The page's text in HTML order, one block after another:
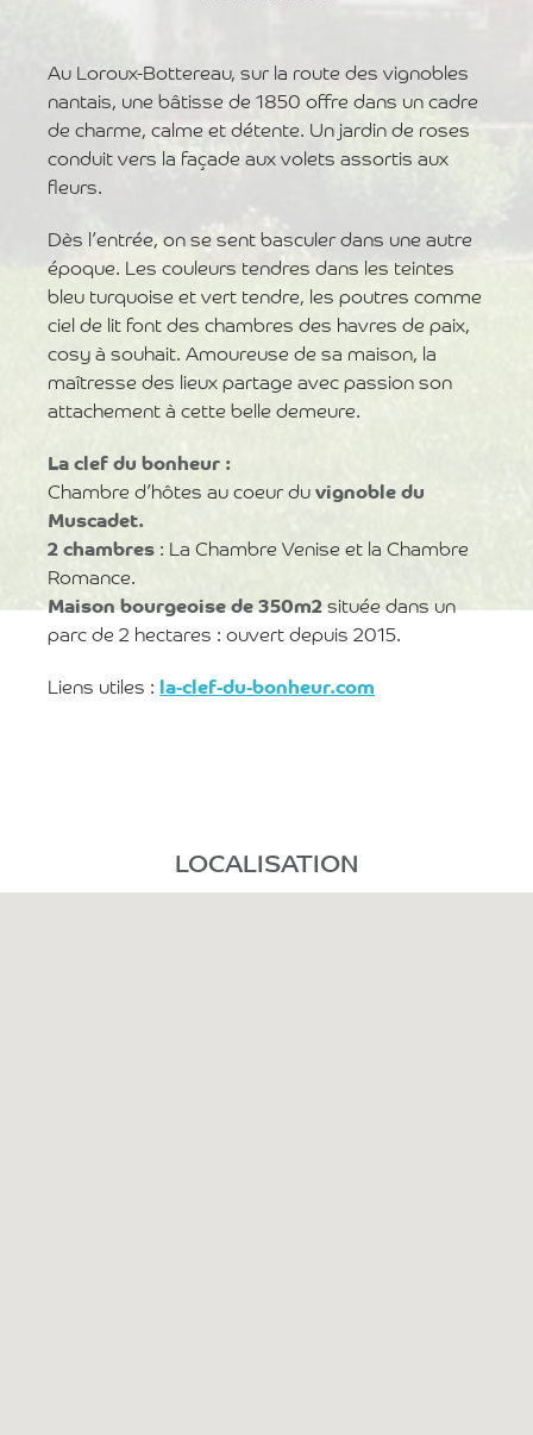
Au Loroux-Bottereau, sur la route des vignobles
nantais, une bâtisse de 1850 offre dans un cadre
de charme, calme et détente. Un jardin de roses
conduit vers la façade aux volets assortis aux
fleurs.
Dès l’entrée, on se sent basculer dans une autre
époque. Les couleurs tendres dans les teintes
bleu turquoise et vert tendre, les poutres comme
ciel de lit font des chambres des havres de paix,
cosy à souhait. Amoureuse de sa maison, la
maîtresse des lieux partage avec passion son
attachement à cette belle demeure.
La clef du bonheur :
Chambre d’hôtes au coeur duvignoble du
Muscadet.
2 chambres: La Chambre Venise et la Chambre
Romance.
Maison bourgeoise de 350m2située dans un
parc de 2 hectares : ouvert depuis 2015.
Liens utiles : la-clef-du-bonheur.com
LOCALISATION